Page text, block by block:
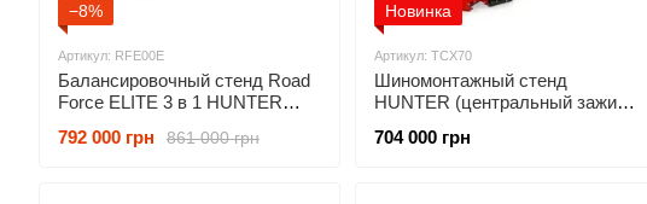
−8%
Артикул: RFE00E
Балансировочный стенд Road
Force ELITE 3 в 1 HUNTER
861 000 грн
792 000 грн
Новинка
Артикул: TCX70
Шиномонтажный стенд
HUNTER (центральный зажим,
захват диска от 12" до 30")
704 000 грн